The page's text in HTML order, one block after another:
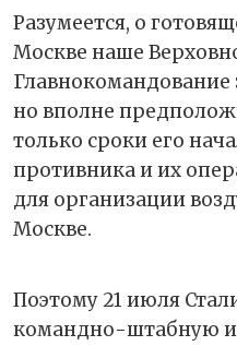
Разумеется, о
Москве наше
но вполне
только сроки его
противника и их
для организации
Москве.
Поэтому 21 июля
командно-штабную